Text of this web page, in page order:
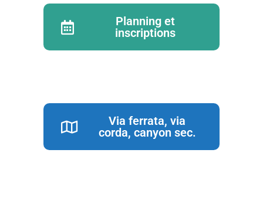
Planning et
inscriptions
Via ferrata, via
corda, canyon sec.